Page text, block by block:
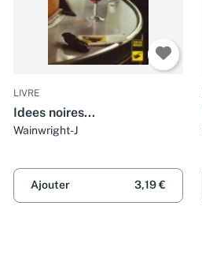
LIVRE
Idees noires...
Wainwright-J
Ajouter 3,19 €